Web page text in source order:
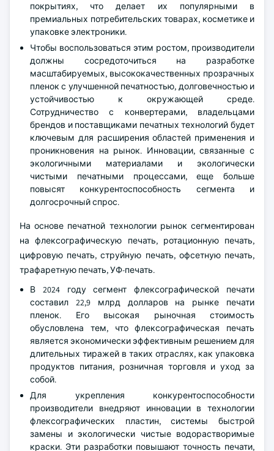
покрытиях, что делает их популярными в
премиальных потребительских товарах, косметике и
упаковке электроники.
Чтобы воспользоваться этим ростом, производители
должны сосредоточиться на разработке
масштабируемых, высококачественных прозрачных
пленок с улучшенной печатностью, долговечностью и
устойчивостью к окружающей среде.
Сотрудничество с конвертерами, владельцами
брендов и поставщиками печатных технологий будет
ключевым для расширения областей применения и
проникновения на рынок. Инновации, связанные с
экологичными материалами и экологически
чистыми печатными процессами, еще больше
повысят конкурентоспособность сегмента и
долгосрочный спрос.
На основе печатной технологии рынок сегментирован
на флексографическую печать, ротационную печать,
цифровую печать, струйную печать, офсетную печать,
трафаретную печать, УФ-печать.
В 2024 году сегмент флексографической печати
составил 22,9 млрд долларов на рынке печати
пленок. Его высокая рыночная стоимость
обусловлена тем, что флексографическая печать
является экономически эффективным решением для
длительных тиражей в таких отраслях, как упаковка
продуктов питания, розничная торговля и уход за
собой.
Для укрепления конкурентоспособности
производители внедряют инновации в технологии
флексографических пластин, системы быстрой
замены и экологически чистые водорастворимые
краски. Эти разработки повышают точность печати,